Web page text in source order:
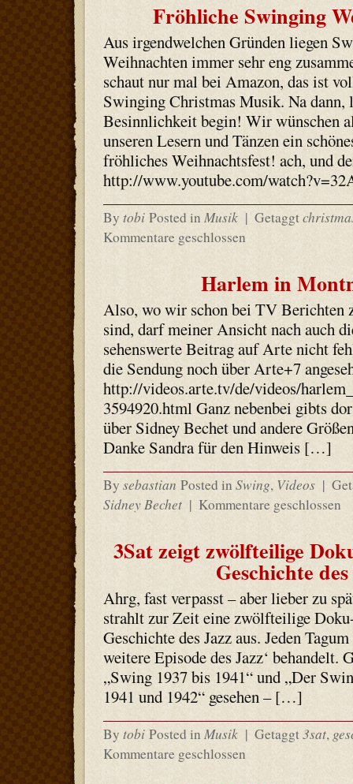
Fröhliche Swinging
Aus irgendwelchen Gründen liegen
Weihnachten immer sehr eng
schaut nur mal bei Amazon, das ist
Swinging Christmas Musik. Na dann,
Besinnlichkeit begin! Wir wünschen
unseren Lesern und Tänzen ein
fröhliches Weihnachtsfest! ach, und
http://www.youtube.com/
By tobi Posted in Musik | Getaggt
Kommentare geschlossen
Harlem in
Also, wo wir schon bei TV Berichten
sind, darf meiner Ansicht nach auch
sehenswerte Beitrag auf Arte nicht
die Sendung noch über Arte+7
http://videos.arte.tv/de/videos/
3594920.html Ganz nebenbei gibts
über Sidney Bechet und andere
Danke Sandra für den Hinweis […]
By sebastian Posted in Swing, Videos |
Sidney Bechet | Kommentare geschlossen
3Sat zeigt zwölfteilige
Geschichte
Ahrg, fast verpasst – aber lieber zu
strahlt zur Zeit eine zwölfteilige
Geschichte des Jazz aus. Jeden
weitere Episode des Jazz‘ behandelt.
„Swing 1937 bis 1941“ und „Der
1941 und 1942“ gesehen – […]
By tobi Posted in Musik | Getaggt3sat,
Kommentare geschlossen